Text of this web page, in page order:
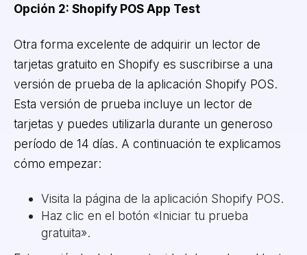
Opción 2: Shopify POS App Test
Otra forma excelente de adquirir un lector de
tarjetas gratuito en Shopify es suscribirse a una
versión de prueba de la aplicación Shopify POS.
Esta versión de prueba incluye un lector de
tarjetas y puedes utilizarla durante un generoso
período de 14 días. A continuación te explicamos
cómo empezar:
Visita la página de la aplicación Shopify POS.
Haz clic en el botón «Iniciar tu prueba
gratuita».